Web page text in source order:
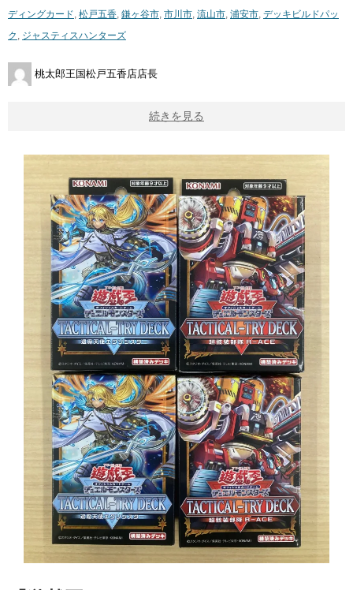
ディングカード, 松戸五香, 鎌ヶ谷市, 市川市, 流山市, 浦安市, デッキビルドパッ
ク , ジャスティスハンターズ
桃太郎王国松戸五香店店長
続きを見る